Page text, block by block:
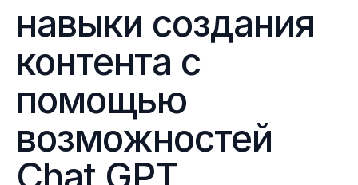
навыки создания
контента с
помощью
возможностей